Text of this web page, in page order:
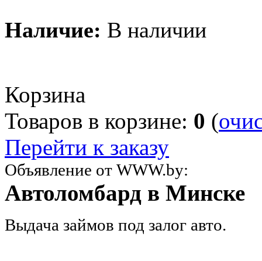
Наличие: В наличии
Корзина
Товаров в корзине: 0 (
Перейти к заказу
Объявление от WWW.by:
Автоломбард в Минске
Выдача займов под залог авто.